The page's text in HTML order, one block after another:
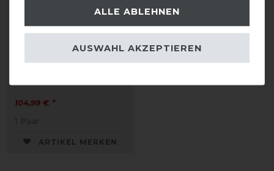
Lammfell Streichkappe
104,99 € *
1 Paar
ARTIKEL MERKEN
ALLE ABLEHNEN
AUSWAHL AKZEPTIEREN